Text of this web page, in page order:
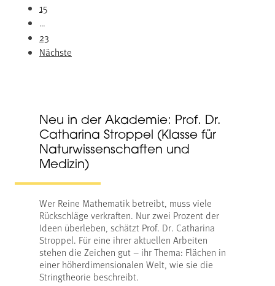
15
…
23
Nächste
Neu in der Akademie: Prof. Dr.
Catharina Stroppel (Klasse für
Naturwissenschaften und
Medizin)
Wer Reine Mathematik betreibt, muss viele
Rückschläge verkraften. Nur zwei Prozent der
Ideen überleben, schätzt Prof. Dr. Catharina
Stroppel. Für eine ihrer aktuellen Arbeiten
stehen die Zeichen gut – ihr Thema: Flächen in
einer höherdimensionalen Welt, wie sie die
Stringtheorie beschreibt.